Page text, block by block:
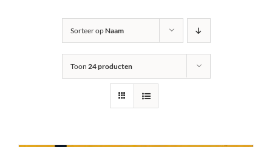
Sorteer opNaam
Toon 24 producten